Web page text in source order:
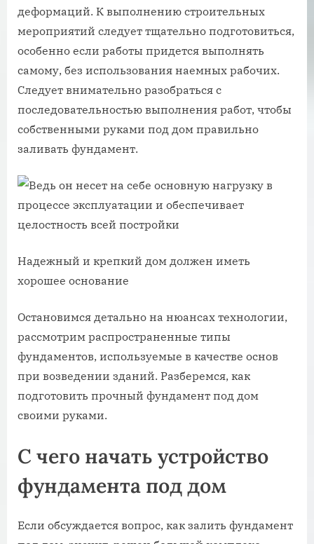
деформаций. К выполнению строительных
мероприятий следует тщательно подготовиться,
особенно если работы придется выполнять
самому, без использования наемных рабочих.
Следует внимательно разобраться с
последовательностью выполнения работ, чтобы
собственными руками под дом правильно
заливать фундамент.
Надежный и крепкий дом должен иметь
хорошее основание
Остановимся детально на нюансах технологии,
рассмотрим распространенные типы
фундаментов, используемые в качестве основ
при возведении зданий. Разберемся, как
подготовить прочный фундамент под дом
своими руками.
С чего начать устройство
фундамента под дом
Если обсуждается вопрос, как залить фундамент